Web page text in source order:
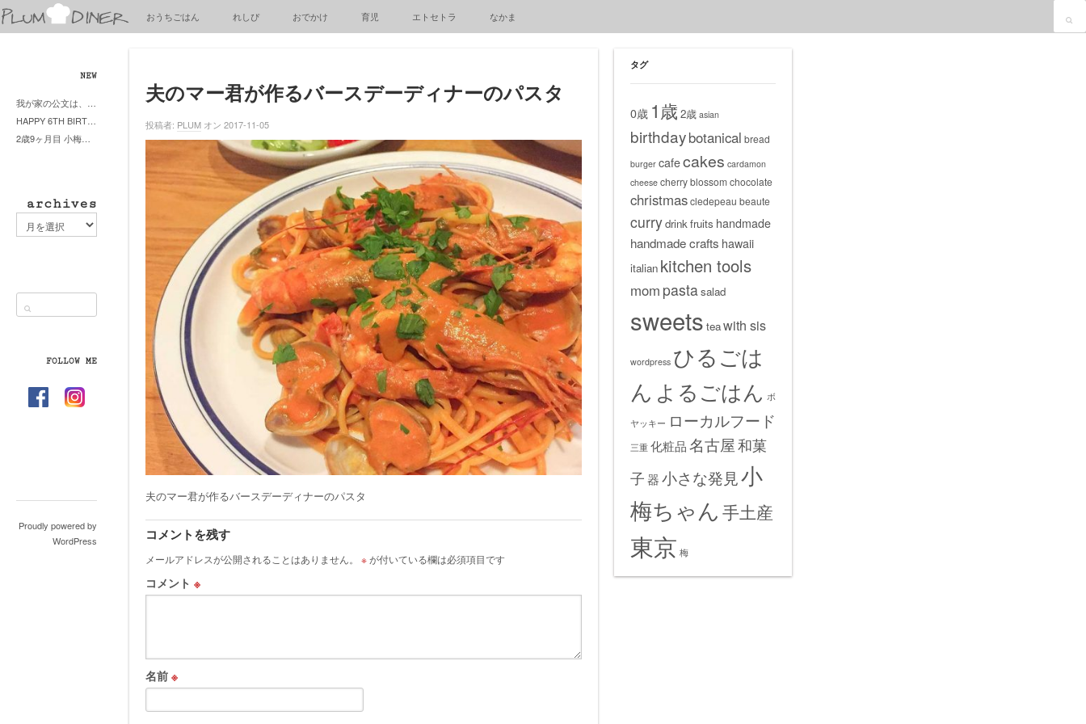
梅
子
おうちごはん れしぴ おでかけ 育児 エトセトラ なかま
NEW
我が家の公文は、やってよかった公文式？親もがんばる公文式？時々我が家は苦悶式？
HAPPY 6TH BIRTHDAY LITTE PRINCESS
2歳9ヶ月目 小梅ちゃんピザブーム到来
archives
archives
FOLLOW ME
Proudly powered by
WordPress
夫のマー君が作るバースデーディナーのパスタ
投稿者: PLUM オン 2017-11-05
夫のマー君が作るバースデーディナーのパスタ
コメントを残す
メールアドレスが公開されることはありません。 ※が付いている欄は必須項目です
コメント ※
名前 ※
タグ
0歳 1歳 2歳 asian
birthdaybotanical bread
burger cafecakes cardamon
cheese cherry blossomchocolate
christmascledepeau beaute
currydrinkfruits handmade
handmade crafts hawaii
italian kitchen tools
mom pastasalad
sweets teawith sis
wordpress ひるごは
ん よるごはん ボ
ヤッキー ローカルフード
三重 化粧品名古屋和菓
子器小さな発見小
梅ちゃん 手土産
東京 梅